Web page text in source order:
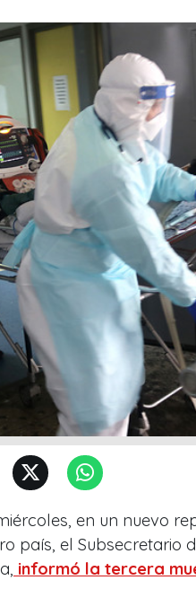
en un nuevo
país, el Subsecretario
informó la tercera